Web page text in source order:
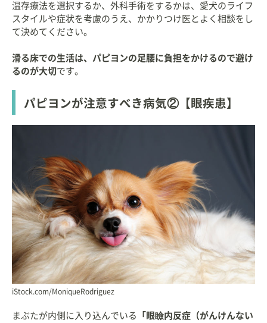
温存療法を選択するか、外科手術をするかは、愛犬のライフ
スタイルや症状を考慮のうえ、かかりつけ医とよく相談をし
て決めてください。
滑る床での生活は、パピヨンの足腰に負担をかけるので避け
るのが大切です。
パピヨンが注意すべき病気②【眼疾患】
iStock.com/MoniqueRodriguez
まぶたが内側に入り込んでいる
「眼瞼内反症（がんけんない